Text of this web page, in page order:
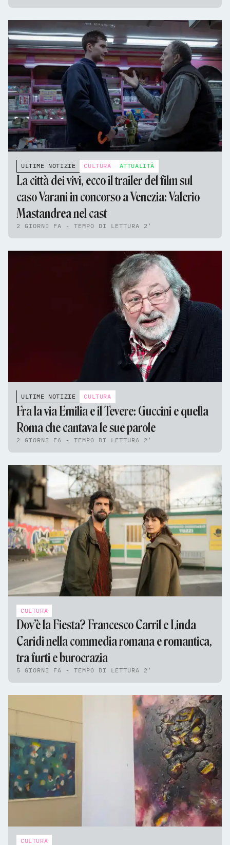
ULTIME NOTIZIE CULTURA ATTUALITÀ
La città dei vivi, ecco il trailer del film sul
caso Varani in concorso a Venezia: Valerio
Mastandrea nel cast
2 GIORNI FA - TEMPO DI LETTURA 2'
ULTIME NOTIZIE CULTURA
Fra la via Emilia e il Tevere: Guccini e quella
Roma che cantava le sue parole
2 GIORNI FA - TEMPO DI LETTURA 2'
CULTURA
Dov’è la Fiesta? Francesco Carril e Linda
Caridi nella commedia romana e romantica,
tra furti e burocrazia
5 GIORNI FA - TEMPO DI LETTURA 2'
CULTURA